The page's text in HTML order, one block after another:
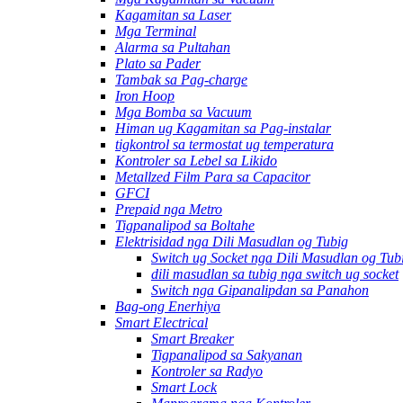
Kagamitan sa Laser
Mga Terminal
Alarma sa Pultahan
Plato sa Pader
Tambak sa Pag-charge
Iron Hoop
Mga Bomba sa Vacuum
Himan ug Kagamitan sa Pag-instalar
tigkontrol sa termostat ug temperatura
Kontroler sa Lebel sa Likido
Metallzed Film Para sa Capacitor
GFCI
Prepaid nga Metro
Tigpanalipod sa Boltahe
Elektrisidad nga Dili Masudlan og Tubig
Switch ug Socket nga Dili Masudlan og
dili masudlan sa tubig nga switch ug socket
Switch nga Gipanalipdan sa Panahon
Bag-ong Enerhiya
Smart Electrical
Smart Breaker
Tigpanalipod sa Sakyanan
Kontroler sa Radyo
Smart Lock